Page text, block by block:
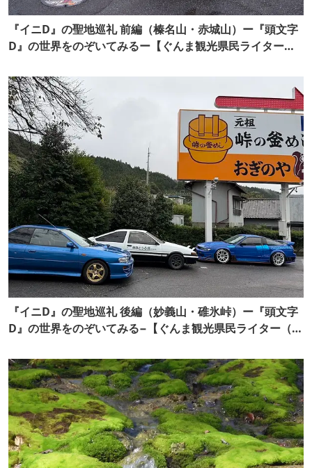
『イニD』の聖地巡礼 前編（榛名山・赤城山）ー『頭文字
D』の世界をのぞいてみるー【ぐんま観光県民ライター
『イニD』の聖地巡礼 後編（妙義山・碓氷峠）ー『頭文字
D』の世界をのぞいてみる−【ぐんま観光県民ライター（ぐ